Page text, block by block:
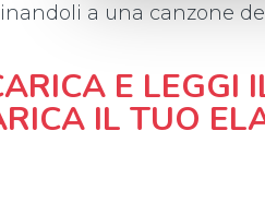
a una canzone
E LEGGI
IL TUO